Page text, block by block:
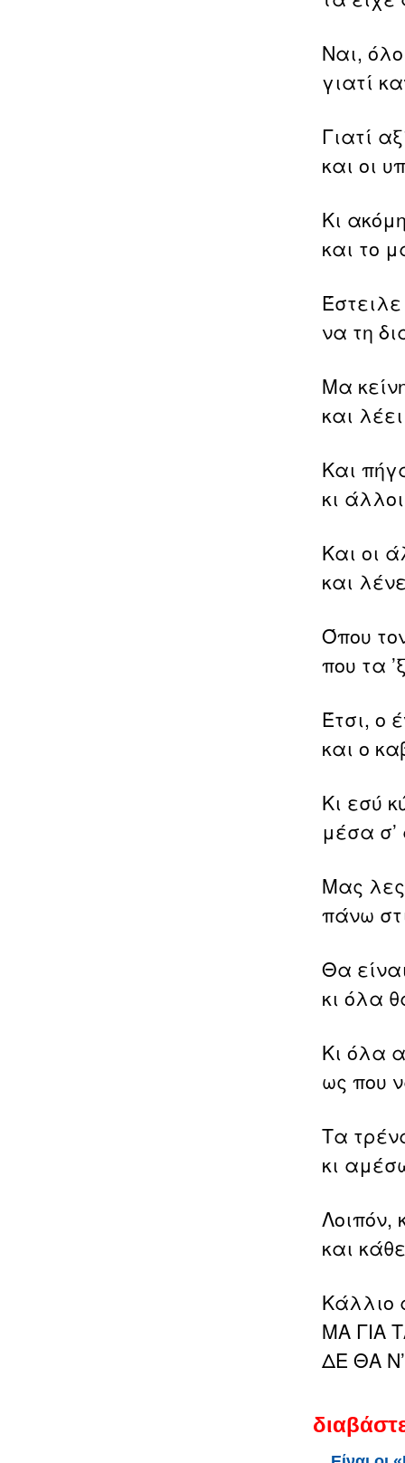
Ναι,
γιατί
Γιατί
και οι
Κι
και το
να τη
Μα
και
Και
κι
Και οι
και
Όπου
που τα
Έτσι, ο
και ο
Κι εσύ
μέσα σ’
Μας
πάνω
Θα
κι όλα
Κι όλα
ως που
Τα
κι
Λοιπόν,
και
Κάλλιο
ΜΑ ΓΙΑ
ΔΕ ΘΑ